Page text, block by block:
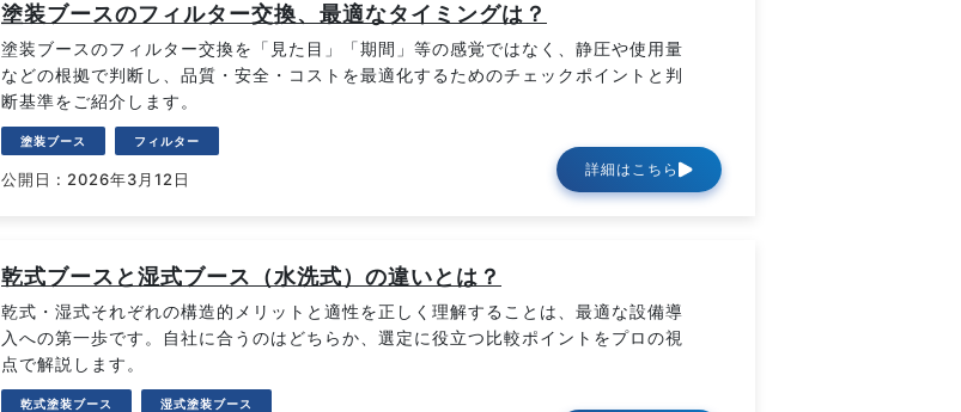
塗装ブースのフィルター交換、最適なタイミングは？
塗装ブースのフィルター交換を「見た目」「期間」等の感覚ではなく、静圧や使用量
などの根拠で判断し、品質・安全・コストを最適化するためのチェックポイントと判
断基準をご紹介します。
塗装ブース フィルター
公開日 : 2026年3月12日
詳細はこちら
乾式ブースと湿式ブース（水洗式）の違いとは？
乾式・湿式それぞれの構造的メリットと適性を正しく理解することは、最適な設備導
入への第一歩です。自社に合うのはどちらか、選定に役立つ比較ポイントをプロの視
点で解説します。
乾式塗装ブース 湿式塗装ブース